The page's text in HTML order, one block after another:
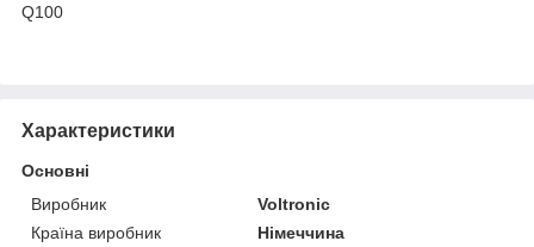
Q100
Характеристики
Основні
Виробник
Voltronic
Країна виробник
Німеччина